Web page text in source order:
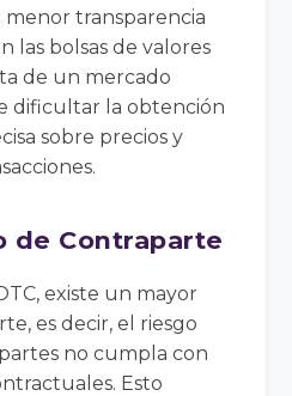
menor transparencia
las bolsas de valores
de un mercado
dificultar la obtención
sobre precios y
de Contraparte
existe un mayor
es decir, el riesgo
no cumpla con
Esto